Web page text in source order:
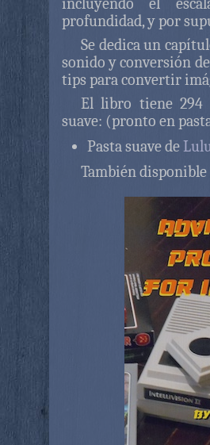
profundidad, y por
Se dedica un
sonido y conversión
tips para convertir
El libro tiene 294
suave: (pronto en
Pasta suave de
También